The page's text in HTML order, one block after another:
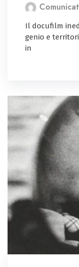
Il docufilm
genio e
in